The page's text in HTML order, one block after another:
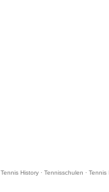
Tennis History· Tennisschulen · Tennis